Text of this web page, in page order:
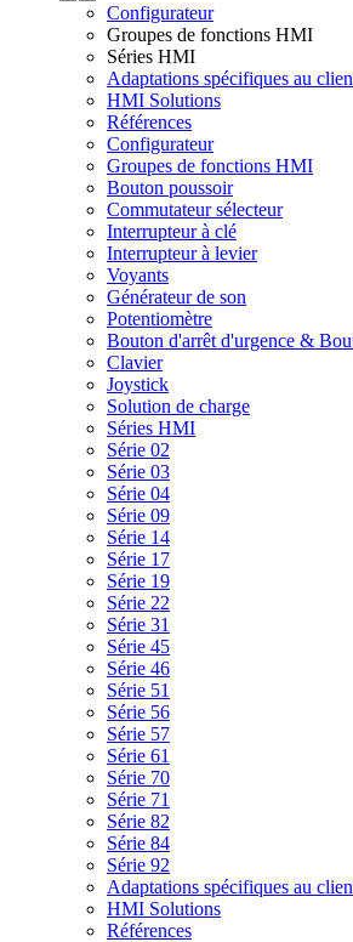
Configurateur
Groupes de fonctions HMI
Séries HMI
Adaptations spécifiques au
HMI Solutions
Références
Configurateur
Groupes de fonctions HMI
Bouton poussoir
Commutateur sélecteur
Interrupteur à clé
Interrupteur à levier
Voyants
Générateur de son
Potentiomètre
Bouton d'arrêt d'urgence &
Clavier
Joystick
Solution de charge
Séries HMI
Série 02
Série 03
Série 04
Série 09
Série 14
Série 17
Série 19
Série 22
Série 31
Série 45
Série 46
Série 51
Série 56
Série 57
Série 61
Série 70
Série 71
Série 82
Série 84
Série 92
Adaptations spécifiques au
HMI Solutions
Références